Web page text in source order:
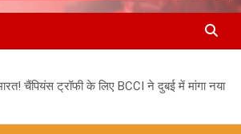
चैंपियंस ट्रॉफी के लिए BCCI ने दुबई में मांगा नया